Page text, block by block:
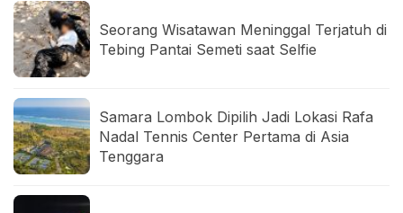
Seorang Wisatawan Meninggal Terjatuh di
Tebing Pantai Semeti saat Selfie
Samara Lombok Dipilih Jadi Lokasi Rafa
Nadal Tennis Center Pertama di Asia
Tenggara